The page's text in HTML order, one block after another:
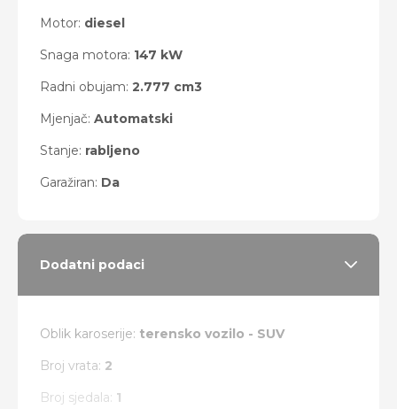
Motor: diesel
Snaga motora: 147 kW
Radni obujam: 2.777 cm3
Mjenjač: Automatski
Stanje: rabljeno
Garažiran: Da
Dodatni podaci
Oblik karoserije: terensko vozilo - SUV
Broj vrata: 2
Broj sjedala: 1